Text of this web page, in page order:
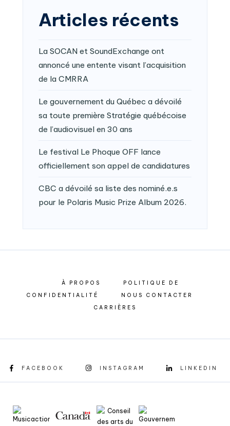
Articles récents
La SOCAN et SoundExchange ont
annoncé une entente visant l’acquisition
de la CMRRA
Le gouvernement du Québec a dévoilé
sa toute première Stratégie québécoise
de l’audiovisuel en 30 ans
Le festival Le Phoque OFF lance
officiellement son appel de candidatures
CBC a dévoilé sa liste des nominé.e.s
pour le Polaris Music Prize Album 2026.
À PROPOS
POLITIQUE DE
CONFIDENTIALITÉ
NOUS CONTACTER
CARRIÈRES
FACEBOOK INSTAGRAM LINKEDIN